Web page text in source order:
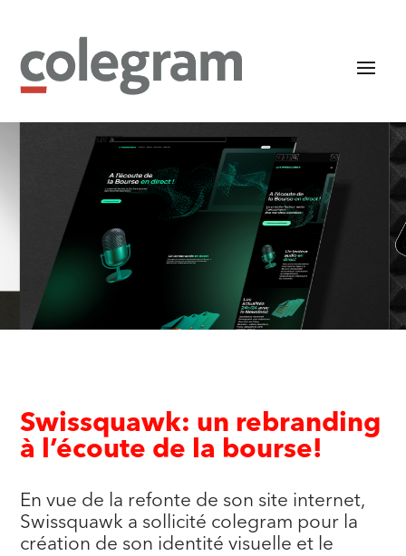
Swissquawk: un rebranding
à l’écoute de la bourse!
En vue de la refonte de son site internet,
Swissquawk a sollicité colegram pour la
création de son identité visuelle et le